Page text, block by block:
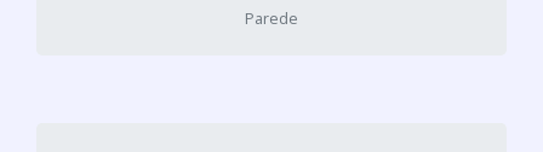
Parede